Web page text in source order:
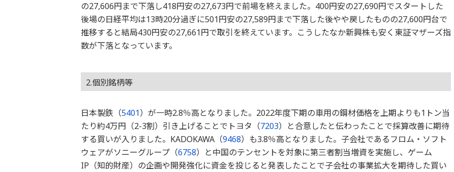
の27,606円まで下落し418円安の27,673円で前場を終えました。400円安の27,690円でスタートした
後場の日経平均は13時20分過ぎに501円安の27,589円まで下落した後やや戻したものの27,600円台で
推移すると結局430円安の27,661円で取引を終えています。こうしたなか新興株も安く東証マザーズ指
数が下落となっています。
2.個別銘柄等
日本製鉄（5401）が一時2.8％高となりました。2022年度下期の車用の鋼材価格を上期よりも1トン当
たり約4万円（2-3割）引き上げることでトヨタ（7203）と合意したと伝わったことで採算改善に期待
する買いが入りました。KADOKAWA（9468）も3.8％高となりました。子会社であるフロム・ソフト
ウェアがソニーグループ（6758）と中国のテンセントを対象に第三者割当増資を実施し、ゲーム
IP（知的財産）の企画や開発強化に資金を投じると発表したことで子会社の事業拡大を期待した買い